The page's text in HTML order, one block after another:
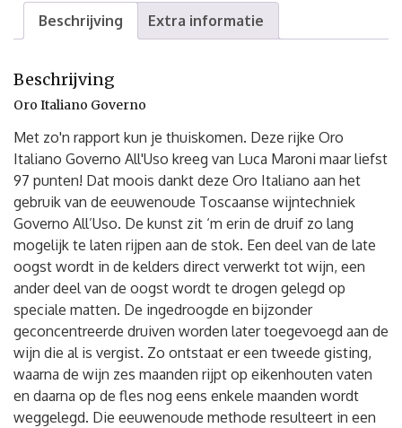
Beschrijving Extra informatie
Beschrijving
Oro Italiano Governo
Met zo'n rapport kun je thuiskomen. Deze rijke Oro
Italiano Governo All'Uso kreeg van Luca Maroni maar liefst
97 punten! Dat moois dankt deze Oro Italiano aan het
gebruik van de eeuwenoude Toscaanse wijntechniek
Governo All’Uso. De kunst zit ‘m erin de druif zo lang
mogelijk te laten rijpen aan de stok. Een deel van de late
oogst wordt in de kelders direct verwerkt tot wijn, een
ander deel van de oogst wordt te drogen gelegd op
speciale matten. De ingedroogde en bijzonder
geconcentreerde druiven worden later toegevoegd aan de
wijn die al is vergist. Zo ontstaat er een tweede gisting,
waarna de wijn zes maanden rijpt op eikenhouten vaten
en daarna op de fles nog eens enkele maanden wordt
weggelegd. Die eeuwenoude methode resulteert in een